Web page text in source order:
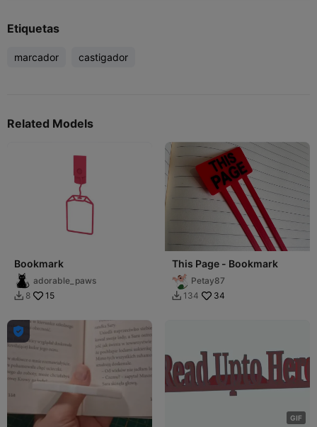
Etiquetas
marcador castigador
Related Models
Bookmark
adorable_paws
 8 15
This Page - Bookmark
Petay87
 134 34

GIF